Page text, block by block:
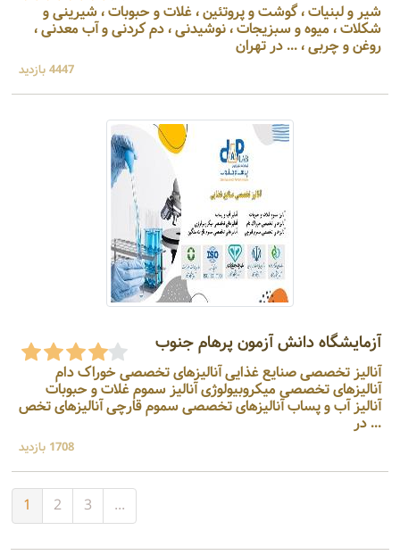
شیر و لبنیات ، گوشت و پروتئین ، غلات و حبوبات ، شیرینی و
شکلات ، میوه و سبزیجات ، نوشیدنی ، دم کردنی و آب معدنی ،
روغن و چربی ، ... در تهران
4447 بازدید
آزمایشگاه دانش آزمون پرهام جنوب
آنالیز تخصصی صنایع غذایی آنالیزهای تخصصی خوراک دام
آنالیزهای تخصصی میکروبیولوژی آنالیز سموم غلات و حبوبات
آنالیز آب و پساب آنالیزهای تخصصی سموم قارچی آنالیزهای تخص
... در
1708 بازدید
1 2 3 ...